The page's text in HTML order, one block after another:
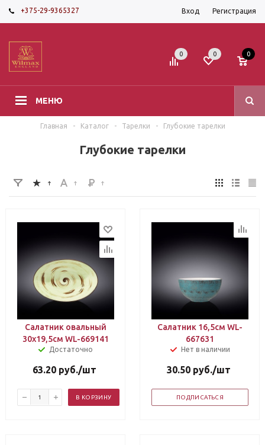
+375-29-9365327 Вход Регистрация
МЕНЮ
0 0 0
Главная - Каталог - Тарелки - Глубокие тарелки
Глубокие тарелки
Салатник овальный
30х19,5см WL-669141
Достаточно
63.20 руб./шт
В КОРЗИНУ
Салатник 16,5см WL-
667631
Нет в наличии
30.50 руб./шт
ПОДПИСАТЬСЯ